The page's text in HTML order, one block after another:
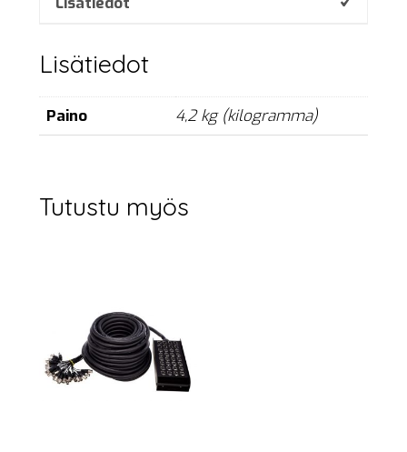
Lisätiedot
Paino 4,2 kg (kilogramma)
Tutustu myös